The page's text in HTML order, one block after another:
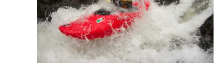
i
ó
n
d
e
v
i
s
t
a